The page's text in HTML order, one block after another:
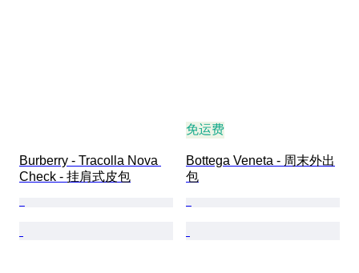
Burberry - Tracolla Nova
Check - 挂肩式皮包
免运费
Bottega Veneta - 周末外出
包